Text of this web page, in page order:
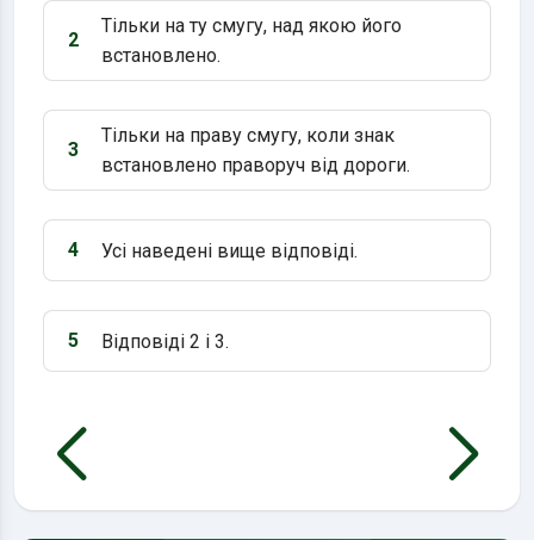
Варіант 2:
2
Тільки на ту смугу, над якою його
встановлено.
Варіант 3:
3
Тільки на праву смугу, коли знак
встановлено праворуч від дороги.
Варіант 4:
4 Усі наведені вище відповіді.
Варіант 5:
5 Відповіді 2 і 3.